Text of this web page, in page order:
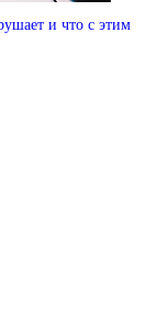
и что с этим